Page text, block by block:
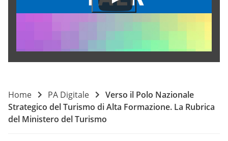
Home PA Digitale
Verso il Polo Nazionale
Strategico del Turismo di Alta Formazione. La Rubrica
del Ministero del Turismo